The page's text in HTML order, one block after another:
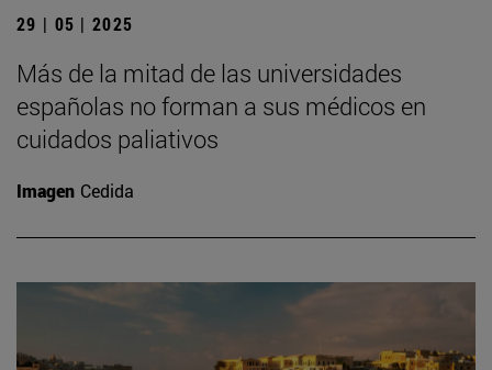
29 | 05 | 2025
Más de la mitad de las universidades
españolas no forman a sus médicos en
cuidados paliativos
Imagen Cedida